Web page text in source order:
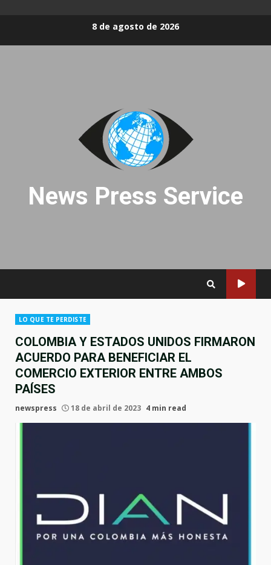
8 de agosto de 2026
News Press Service
LO QUE TE PERDISTE
COLOMBIA Y ESTADOS UNIDOS FIRMARON
ACUERDO PARA BENEFICIAR EL
COMERCIO EXTERIOR ENTRE AMBOS
PAÍSES
newspress 18 de abril de 2023 4 min read